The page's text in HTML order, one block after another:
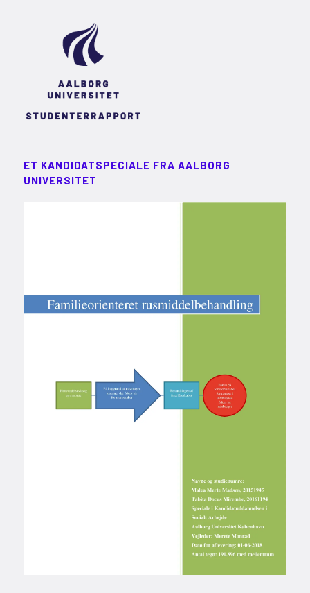
ET KANDIDATSPECIALE FRA AALBORG
UNIVERSITET